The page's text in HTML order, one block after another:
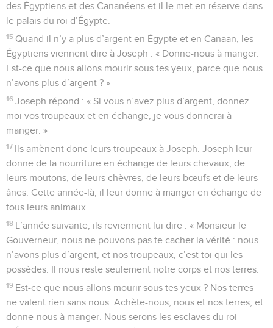
des Égyptiens et des Cananéens et il le met en réserve dans
le palais du roi d’Égypte.
15 Quand il n’y a plus d’argent en Égypte et en Canaan, les
Égyptiens viennent dire à Joseph : « Donne-nous à manger.
Est-ce que nous allons mourir sous tes yeux, parce que nous
n’avons plus d’argent ? »
16 Joseph répond : « Si vous n’avez plus d’argent, donnez-
moi vos troupeaux et en échange, je vous donnerai à
manger. »
17 Ils amènent donc leurs troupeaux à Joseph. Joseph leur
donne de la nourriture en échange de leurs chevaux, de
leurs moutons, de leurs chèvres, de leurs bœufs et de leurs
ânes. Cette année-là, il leur donne à manger en échange de
tous leurs animaux.
18 L’année suivante, ils reviennent lui dire : « Monsieur le
Gouverneur, nous ne pouvons pas te cacher la vérité : nous
n’avons plus d’argent, et nos troupeaux, c’est toi qui les
possèdes. Il nous reste seulement notre corps et nos terres.
19 Est-ce que nous allons mourir sous tes yeux ? Nos terres
ne valent rien sans nous. Achète-nous, nous et nos terres, et
donne-nous à manger. Nous serons les esclaves du roi